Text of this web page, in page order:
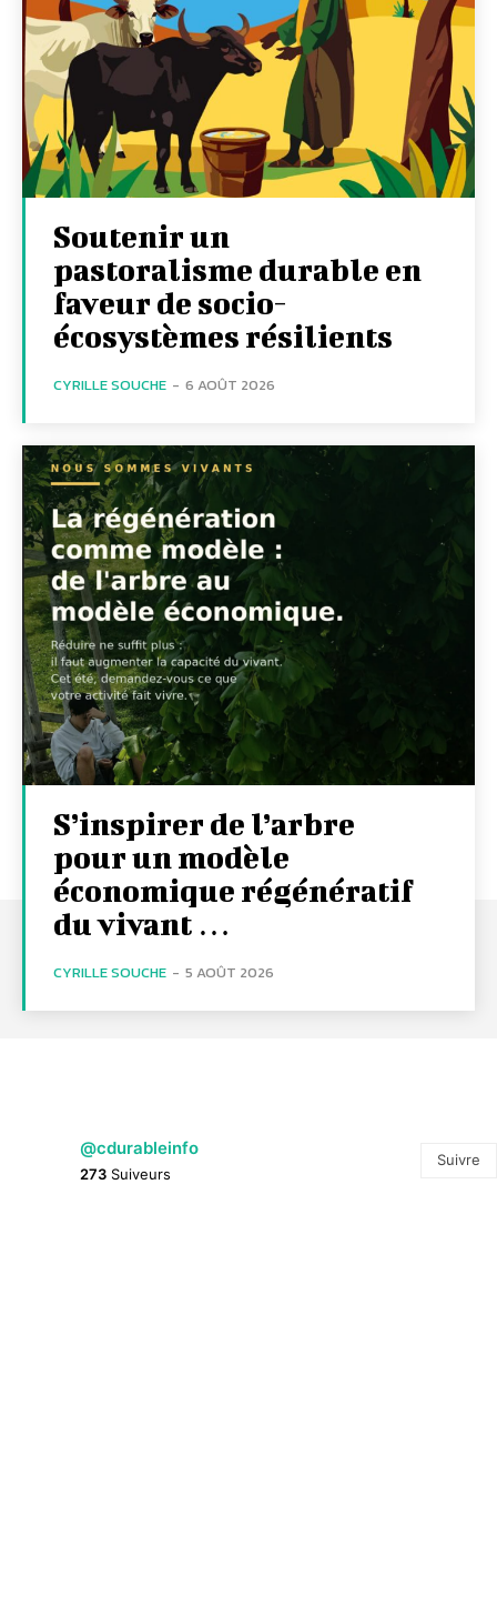
Soutenir un
pastoralisme durable en
faveur de socio-
écosystèmes résilients
CYRILLE SOUCHE - 6 AOÛT 2026
S’inspirer de l’arbre
pour un modèle
économique régénératif
du vivant …
CYRILLE SOUCHE - 5 AOÛT 2026
@cdurableinfo
273 Suiveurs
Suivre